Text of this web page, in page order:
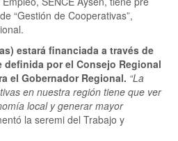
“Gestión de Cooperativas”,
estará financiada a través de
definida por el Consejo Regional
el Gobernador Regional. “La
en nuestra región tiene que ver
local y generar mayor
la seremi del Trabajo y